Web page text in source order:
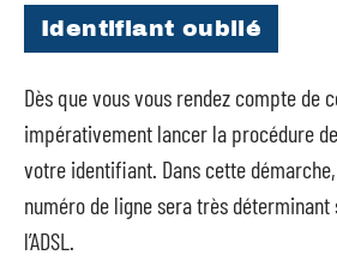
Identifiant oublié
Dès que vous vous rendez compte de
impérativement lancer la procédure
votre identifiant. Dans cette démarche,
numéro de ligne sera très déterminant
l’ADSL.